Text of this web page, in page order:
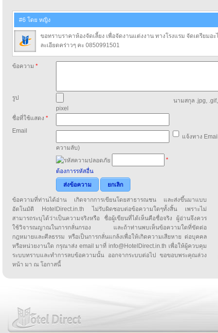
#6 โดย หญิง
ขอทราบราคาห้องจัดเลี้ยง เพื่อจัดงานแต่งงาน ทางโรงแรม จัดเตรียมอ
ละเอียดคร่าวๆ คะ 0850991501
ข้อความ *
รูป
นามสกุล .jpg,
pixel
ชื่อที่ใช้แสดง *
Email
แจ้งทาง
ความลับ)
*
ต้องการรหัสอื่น
ส่งข้อความ
ยกเลิก
ข้อความที่ท่านได้อ่าน เกิดจากการเขียนโดยสาธารณชน และส่งขึ้นมาแบบ
อัตโนมัติ HotelDirect.in.th ไม่รับผิดชอบต่อข้อความใดๆทั้งสิ้น เพราะไม่
สามารถระบุได้ว่าเป็นความจริงหรือ ชื่อผู้เขียนที่ได้เห็นคือชื่อจริง ผู้อ่านจึงควร
ใช้วิจารณญาณในการกลั่นกรอง และถ้าท่านพบเห็นข้อความใดที่ขัดต่อ
กฎหมายและศีลธรรม หรือเป็นการกลั่นแกล้งเพื่อให้เกิดความเสียหาย ต่อบุคคล
หรือหน่วยงานใด กรุณาส่ง email มาที่ info@HotelDirect.in.th เพื่อให้ผู้ควบคุม
ระบบทราบและทำการลบข้อความนั้น ออกจากระบบต่อไป ขอขอบพระคุณล่วง
หน้า มา ณ โอกาสนี้